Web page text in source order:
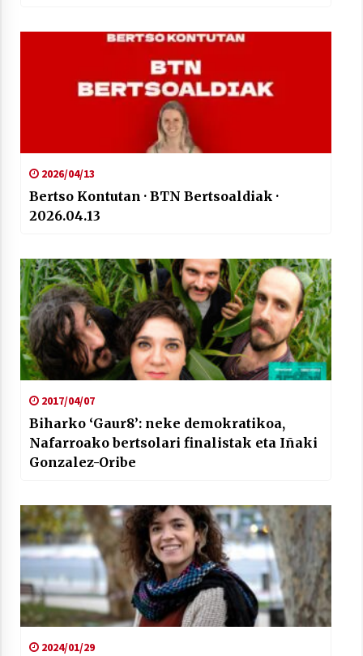
2026/04/13
Bertso Kontutan · BTN Bertsoaldiak ·
2026.04.13
2017/04/07
Biharko ‘Gaur8’: neke demokratikoa,
Nafarroako bertsolari finalistak eta Iñaki
Gonzalez-Oribe
2024/01/29